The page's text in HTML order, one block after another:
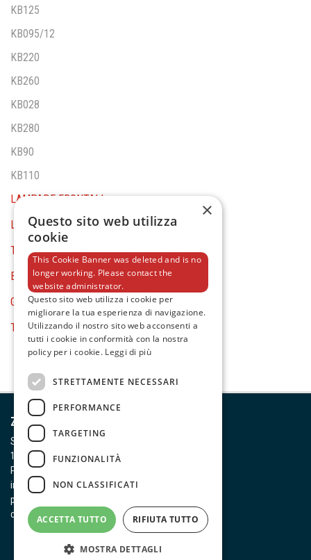
KB125
KB095/12
KB220
KB260
KB028
KB280
KB90
KB110
LAMPADE FRONTALI
LAMPADE DA CANTIERE
TORCE
BATTERY TOOLS
GENERAL EQUIPMENT
TESTER E MULTIMETRI
Zeca S.p.A.
Strada della Chiara, 25
10080 Feletto Canavese (TO)
P. IVA 00437590011
info@zeca.it
privacy policy
condizioni generali di vendita
×
Questo sito web utilizza
cookie
This Cookie Banner was deleted and is no
longer working. Please contact the
website administrator.
Questo sito web utilizza i cookie per
migliorare la tua esperienza di navigazione.
Utilizzando il nostro sito web acconsenti a
tutti i cookie in conformità con la nostra
policy per i cookie. Leggi di più
STRETTAMENTE NECESSARI
PERFORMANCE
TARGETING
FUNZIONALITÀ
NON CLASSIFICATI
ACCETTA TUTTO RIFIUTA TUTTO
MOSTRA DETTAGLI